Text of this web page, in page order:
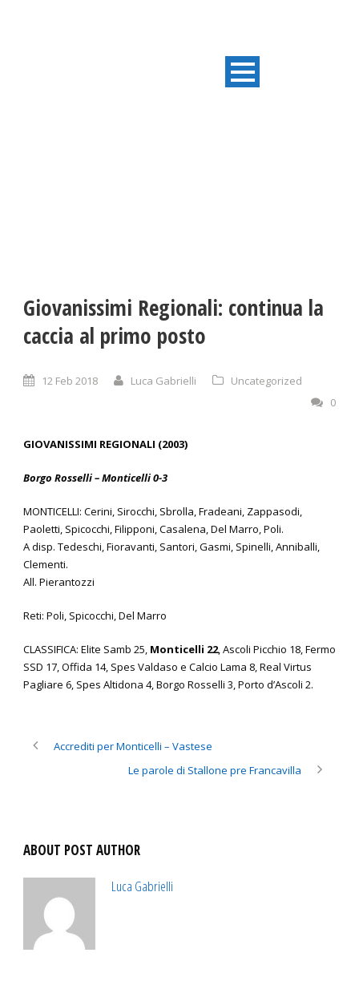
Giovanissimi Regionali: continua la
caccia al primo posto
12 Feb 2018 Luca Gabrielli
Uncategorized
0
GIOVANISSIMI REGIONALI (2003)
Borgo Rosselli – Monticelli 0-3
MONTICELLI: Cerini, Sirocchi, Sbrolla, Fradeani, Zappasodi,
Paoletti, Spicocchi, Filipponi, Casalena, Del Marro, Poli.
A disp. Tedeschi, Fioravanti, Santori, Gasmi, Spinelli, Anniballi,
Clementi.
All. Pierantozzi
Reti: Poli, Spicocchi, Del Marro
CLASSIFICA: Elite Samb 25, Monticelli 22, Ascoli Picchio 18, Fermo
SSD 17, Offida 14, Spes Valdaso e Calcio Lama 8, Real Virtus
Pagliare 6, Spes Altidona 4, Borgo Rosselli 3, Porto d’Ascoli 2.
Accrediti per Monticelli – Vastese
Le parole di Stallone pre Francavilla
ABOUT POST AUTHOR
Luca Gabrielli